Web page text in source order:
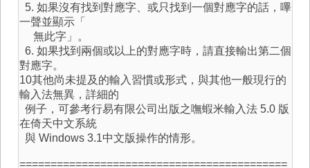
5. 如果沒有找到對應字、或只找到一個對應字的話，嗶
一聲並顯示「
無此字」。
6. 如果找到兩個或以上的對應字時，請直接輸出第二個
對應字。
10其他尚未提及的輸入習慣或形式，與其他一般現行的
輸入法無異，詳細的
例子，可參考行易有限公司出版之嘸蝦米輸入法 5.0 版
在倚天中文系統
與 Windows 3.1中文版操作的情形。
===========================================